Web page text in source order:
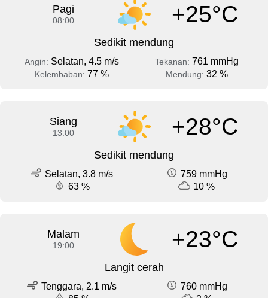
Pagi
08:00 +25°C
Sedikit mendung
Angin: Selatan, 4.5 m/s Tekanan: 761 mmHg
Kelembaban: 77 % Mendung: 32 %
Siang
13:00 +28°C
Sedikit mendung
Selatan, 3.8 m/s
759 mmHg
63 %
10 %
Malam
19:00 +23°C
Langit cerah
Tenggara, 2.1 m/s
760 mmHg